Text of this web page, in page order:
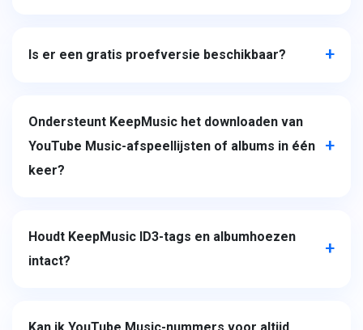
Is er een gratis proefversie beschikbaar?
Ondersteunt KeepMusic het downloaden van
YouTube Music-afspeellijsten of albums in één
keer?
Houdt KeepMusic ID3-tags en albumhoezen
intact?
Kan ik YouTube Music-nummers voor altijd